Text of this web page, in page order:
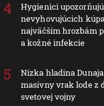
Hygienici
nevyhovujúcich
najväčším hrozbám
a kožné infekcie
Nízka hladina
masívny vrak lode z
svetovej vojny